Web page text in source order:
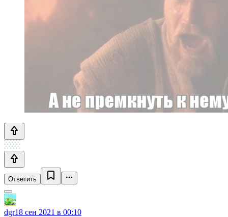
Ответить
dgr18 сен 2021 в 00:10